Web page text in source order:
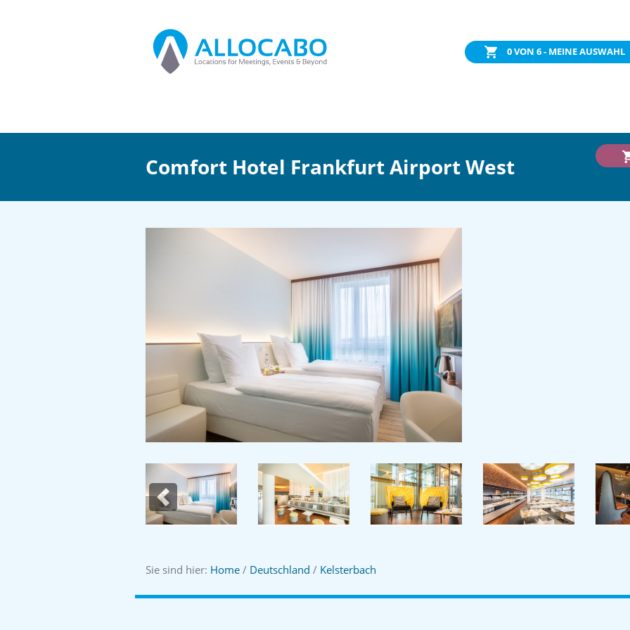
0VON 6 - MEINE AUSWAHL
Comfort Hotel Frankfurt Airport West
Previous
Sie sind hier: Home / Deutschland / Kelsterbach